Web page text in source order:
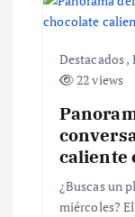
ó
Destacados,
22 views
caliente
¿Buscas un
miércoles?